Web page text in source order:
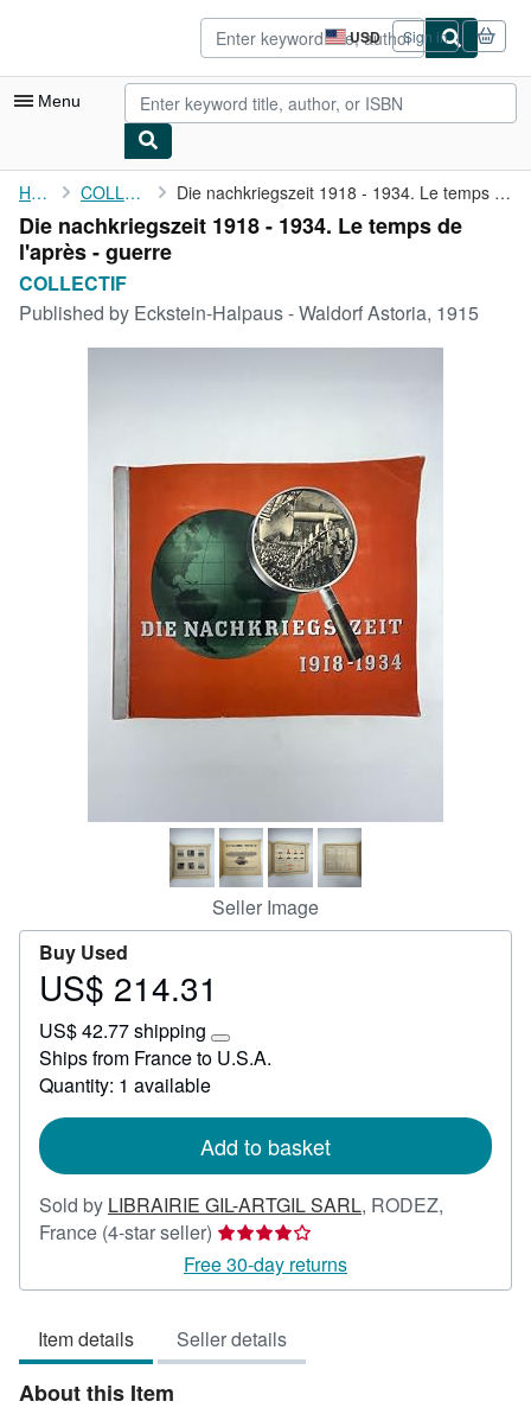
USD
Site
shopping
preferences
Sign in
Menu
My Account
My Purchases
Advanced Search
Browse Collections
CLOSE
Home COLLECTIF Die nachkriegszeit 1918 - 1934. Le temps de l'après - guerre
Die nachkriegszeit 1918 - 1934. Le temps de
l'après - guerre
COLLECTIF
Published by Eckstein-Halpaus - Waldorf Astoria, 1915
Seller Image
Buy Used
Price
214.31
US$ 214.31
US$ 42.77 shipping
Learn
more
rates
Ships from France to U.S.A.
Quantity: 1 available
Add to basket
Sold by LIBRAIRIE GIL-ARTGIL SARL, RODEZ,
France (4-star seller) Seller
rating
4
of
5
Free 30-day returns
Item details Seller details
About this Item